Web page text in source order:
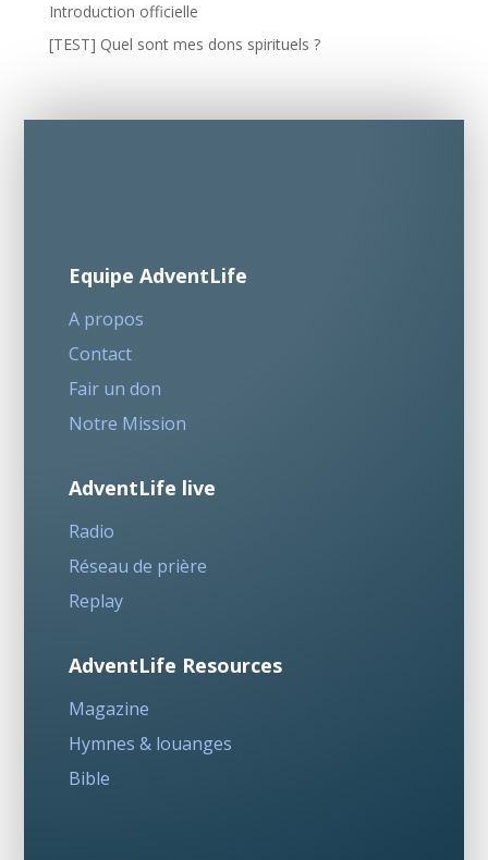
Introduction officielle
[TEST] Quel sont mes dons spirituels ?
Equipe AdventLife
A propos
Contact
Fair un don
Notre Mission
AdventLife live
Radio
Réseau de prière
Replay
AdventLife Resources
Magazine
Hymnes & louanges
Bible